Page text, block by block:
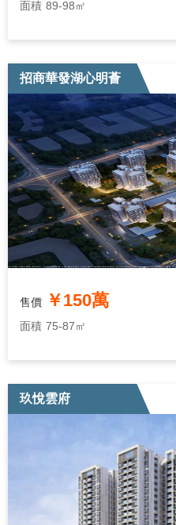
面積 89-98㎡
招商華發湖心明薈
售價 ￥150萬
面積 75-87㎡
玖悅雲府